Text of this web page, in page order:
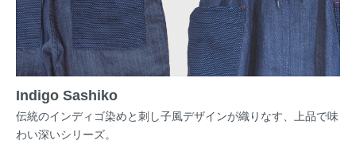
Indigo Sashiko
伝統のインディゴ染めと刺し子風デザインが織りなす、上品で味
わい深いシリーズ。